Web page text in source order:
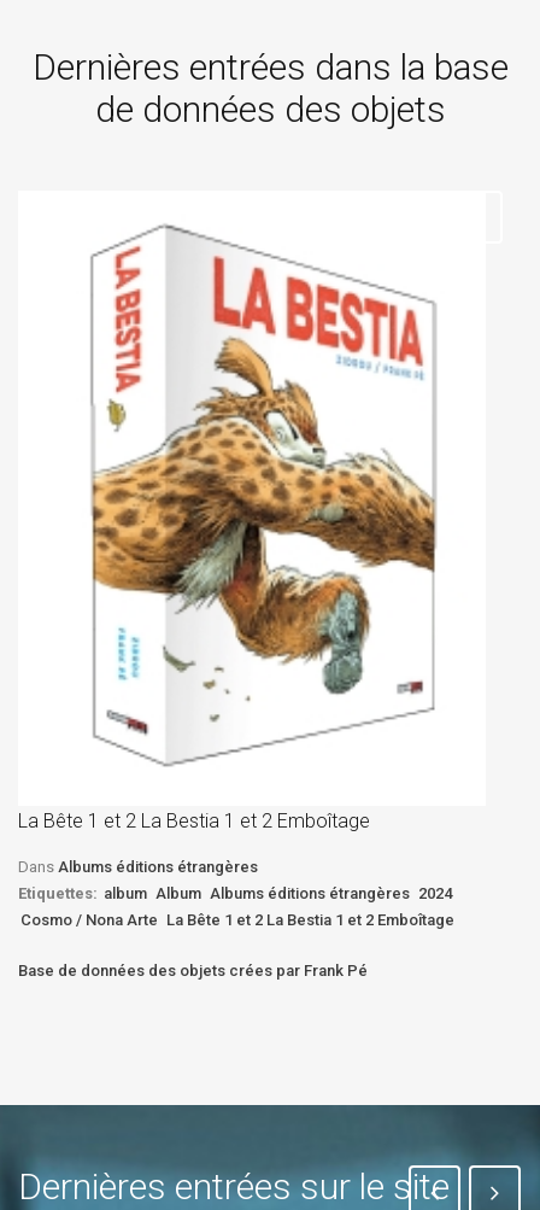
Dernières entrées dans la base
de données des objets
La Bête 1 et 2 La Bestia 1 et 2 Emboîtage
Dans Albums éditions étrangères
Etiquettes: album Album Albums éditions étrangères 2024
Cosmo / Nona Arte La Bête 1 et 2 La Bestia 1 et 2 Emboîtage
Base de données des objets crées par Frank Pé
Dernières entrées sur le site